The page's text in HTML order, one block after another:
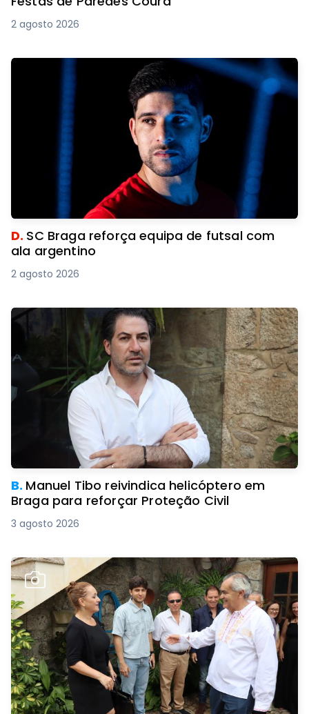
2 agosto 2026
D. SC Braga reforça equipa de futsal com
ala argentino
2 agosto 2026
B. Manuel Tibo reivindica helicóptero em
Braga para reforçar Proteção Civil
3 agosto 2026